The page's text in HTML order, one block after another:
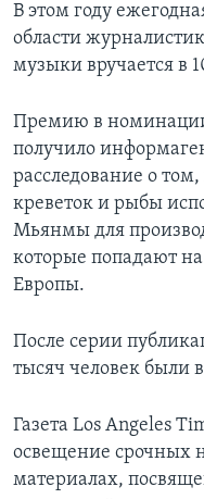
В этом году
области
музыки вручается в
Премию в
получило
расследование о
креветок и рыбы
Мьянмы для
которые попадают
Европы.
После серии
тысяч человек были
Газета Los Angeles
освещение срочных
материалах,